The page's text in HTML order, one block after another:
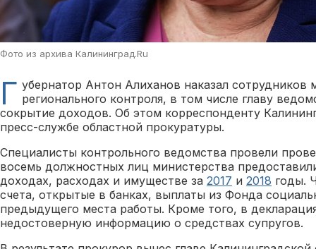
Фото из архива Калининград.Ru
Г убернатор Антон Алиханов наказал сотрудников
регионального контроля, в том числе главу
сокрытие доходов. Об этом корреспонденту
пресс-службе областной прокуратуры.
Специалисты контрольного ведомства провели
восемь должностных лиц министерства
доходах, расходах и имуществе за 2017 и 2018 годы.
счета, открытые в банках, выплаты из Фонда
предыдущего места работы. Кроме того, в
недостоверную информацию о средствах супругов.